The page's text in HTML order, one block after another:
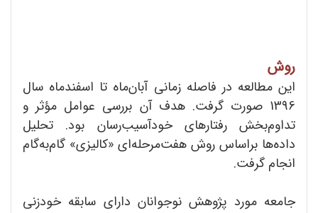
روش
این مطالعه در فاصله زمانی آبان‌ماه تا اسفند‌ماه سال
1396 صورت گرفت. هدف آن بررسی عوامل مؤثر و
تداوم‌بخش رفتارهای خودآسیب‌رسان بود. تحلیل
داده‌ها براساس روش هفت‌مرحله‌ای «کالیزی» گام‌به‌گام
انجام گرفت.
جامعه مورد پژوهش نوجوانان دارای سابقه خودزنی